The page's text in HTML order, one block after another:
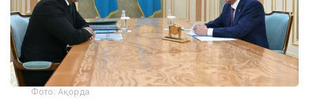
Фото: Ақорда